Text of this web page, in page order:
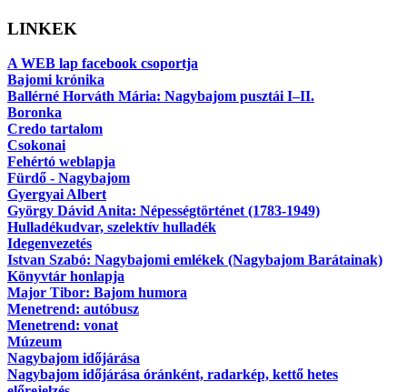
LINKEK
A WEB lap facebook csoportja
Bajomi krónika
Ballérné Horváth Mária: Nagybajom pusztái I–II.
Boronka
Credo tartalom
Csokonai
Fehértó weblapja
Fürdő - Nagybajom
Gyergyai Albert
György Dávid Anita: Népességtörténet (1783-1949)
Hulladékudvar, szelektív hulladék
Idegenvezetés
Istvan Szabó: Nagybajomi emlékek (Nagybajom Barátainak)
Könyvtár honlapja
Major Tibor: Bajom humora
Menetrend: autóbusz
Menetrend: vonat
Múzeum
Nagybajom időjárása
Nagybajom időjárása óránként, radarkép, kettő hetes